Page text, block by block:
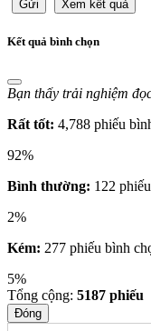
Gửi Xem kết quả
Kết quả bình chọn
Bạn thấy trải nghiệm
Rất tốt: 4,788 phiếu
92%
Bình thường: 122
2%
Kém: 277 phiếu bình
5%
Tổng cộng: 5187 phiếu
Đóng